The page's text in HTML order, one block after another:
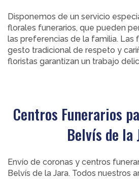
Disponemos de un servicio
florales funerarios, que pueden
las preferencias de la familia. Las
gesto tradicional de respeto y
floristas garantizan un trabajo
Centros Funerarios
Belvís de la
Envío de coronas y centros
Belvís de la Jara. Todos nuestros